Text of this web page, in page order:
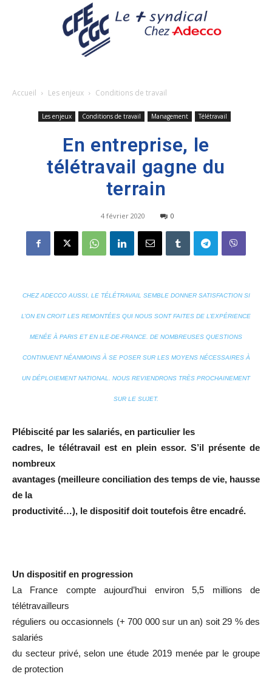
Accueil Les enjeux Conditions de travail
Les enjeux Conditions de travail Management Télétravail
En entreprise, le
télétravail gagne du
terrain
4 février 2020 0
CHEZ ADECCO AUSSI, LE TÉLÉTRAVAIL SEMBLE DONNER SATISFACTION SI
L’ON EN CROIT LES REMONTÉES QUI NOUS SONT FAITES DE L’EXPÉRIENCE
MENÉE À PARIS ET EN ILE-DE-FRANCE. DE NOMBREUSES QUESTIONS
CONTINUENT NÉANMOINS À SE POSER SUR LES MOYENS NÉCESSAIRES À
UN DÉPLOIEMENT NATIONAL. NOUS REVIENDRONS TRÈS PROCHAINEMENT
SUR LE SUJET.
Plébiscité par les salariés, en particulier les
cadres, le télétravail est en plein essor. S’il présente de
nombreux
avantages (meilleure conciliation des temps de vie, hausse
de la
productivité…), le dispositif doit toutefois être encadré.
Un dispositif en progression
La France compte aujourd’hui environ 5,5 millions de
télétravailleurs
réguliers ou occasionnels (+ 700 000 sur un an) soit 29 % des
salariés
du secteur privé, selon une étude 2019 menée par le groupe
de protection